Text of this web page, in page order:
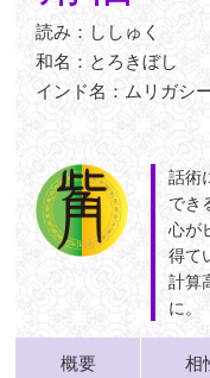
読み：ししゅく
和名：とろきぼし
インド名：ムリガシ
話術
でき
心が
得て
計算
に。
概要 相